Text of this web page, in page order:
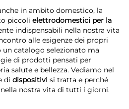
in ambito domestico, la
piccoli elettrodomestici per la
indispensabili nella nostra vita
alle esigenze dei propri
catalogo selezionato ma
di prodotti pensati per
salute e bellezza. Vediamo nel
di dispositivi si tratta e perché
nostra vita di tutti i giorni.